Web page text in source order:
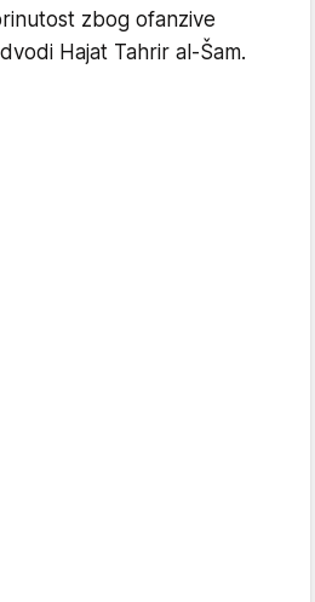
zbog ofanzive
Hajat Tahrir al-Šam.